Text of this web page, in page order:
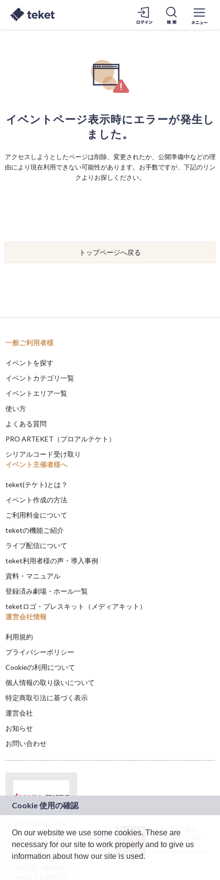
イベントページ表示時にエラーが発生し
ました。
アクセスしようとしたページは削除、変更されたか、公開準備中などの理
由により現在利用できない可能性があります。お手数ですが、下記のリン
クよりお探しください。
トップページへ戻る
一般ご利用者様
イベントを探す
イベントカテゴリ一覧
イベントエリア一覧
使い方
よくある質問
PRO ARTEKET（プロアルテケト）
シリアルコード受け取り
イベント主催者様へ
teket(テケト)とは？
イベント作成の方法
ご利用料金について
teketの機能ご紹介
ライブ配信について
teket利用者様の声・導入事例
資料・マニュアル
登録済み劇場・ホール一覧
teketロゴ・プレスキット（メディアキット）
運営会社情報
利用規約
プライバシーポリシー
Cookieの利用について
個人情報の取り扱いについて
特定商取引法に基づく表示
運営会社
お知らせ
お問い合わせ
ドコモグループの新
規事業創出プログラ
ム「docomo
STARTUP」を通じて
JASRAC許諾番号：
9024936001Y45037
JASRAC許諾番号：
On our website we use some cookies. These are
necessary for our site to work properly and to give us
information about how our site is used.